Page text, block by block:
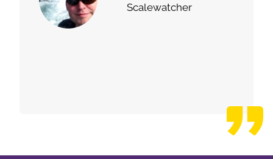
Scalewatcher